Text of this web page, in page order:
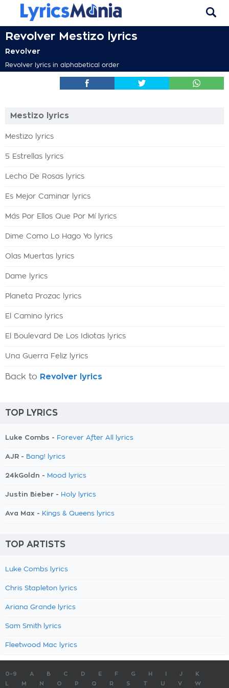
Revolver Mestizo lyrics
Revolver
Revolver lyrics in alphabetical order
Mestizo lyrics
Mestizo lyrics
5 Estrellas lyrics
Lecho De Rosas lyrics
Es Mejor Caminar lyrics
Más Por Ellos Que Por Mí lyrics
Dime Como Lo Hago Yo lyrics
Olas Muertas lyrics
Dame lyrics
Planeta Prozac lyrics
El Camino lyrics
El Boulevard De Los Idiotas lyrics
Una Guerra Feliz lyrics
Back to Revolver lyrics
TOP LYRICS
Luke Combs - Forever After All lyrics
AJR - Bang! lyrics
24kGoldn - Mood lyrics
Justin Bieber - Holy lyrics
Ava Max - Kings & Queens lyrics
TOP ARTISTS
Luke Combs lyrics
Chris Stapleton lyrics
Ariana Grande lyrics
Sam Smith lyrics
Fleetwood Mac lyrics
0-9 A B C D E F G H J
K
M N O P Q R S T U V W